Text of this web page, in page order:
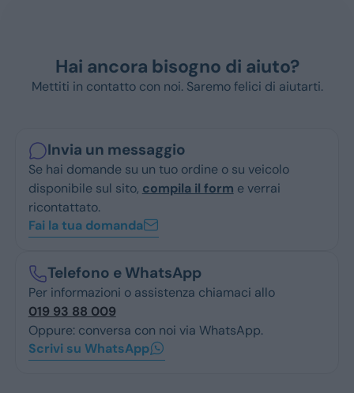
Hai ancora bisogno di aiuto?
Mettiti in contatto con noi. Saremo felici di aiutarti.
Invia un messaggio
Se hai domande su un tuo ordine o su veicolo
disponibile sul sito, compila il form e verrai
ricontattato.
Fai la tua domanda
Telefono e WhatsApp
Per informazioni o assistenza chiamaci allo
019 93 88 009
Oppure: conversa con noi via WhatsApp.
Scrivi su WhatsApp